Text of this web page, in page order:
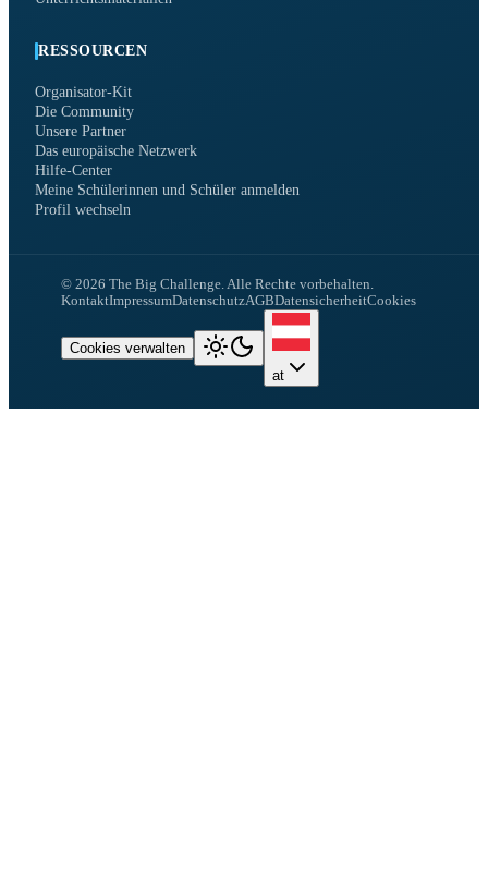
RESSOURCEN
Organisator-Kit
Die Community
Unsere Partner
Das europäische Netzwerk
Hilfe-Center
Meine Schülerinnen und Schüler anmelden
Profil wechseln
© 2026 The Big Challenge.Alle Rechte vorbehalten.
KontaktImpressumDatenschutzAGBDatensicherheitCookies
Cookies verwalten
at